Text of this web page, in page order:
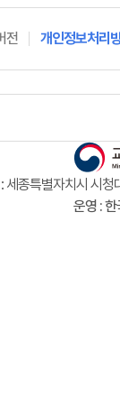
전 개인정보처리
세종특별자치시 시
운영 :